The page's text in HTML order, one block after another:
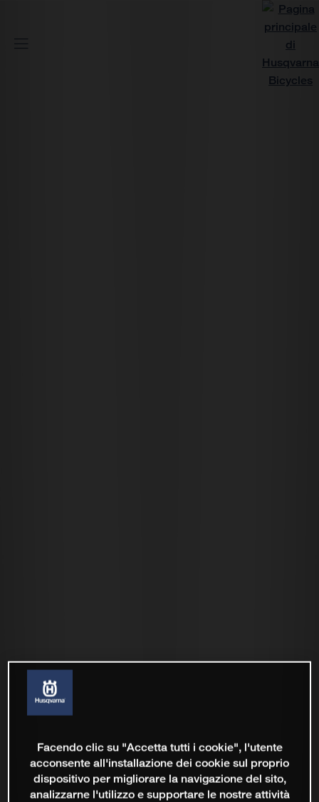
Facendo clic su "Accetta tutti i cookie", l'utente
acconsente all'installazione dei cookie sul proprio
dispositivo per migliorare la navigazione del sito,
analizzarne l'utilizzo e supportare le nostre attività